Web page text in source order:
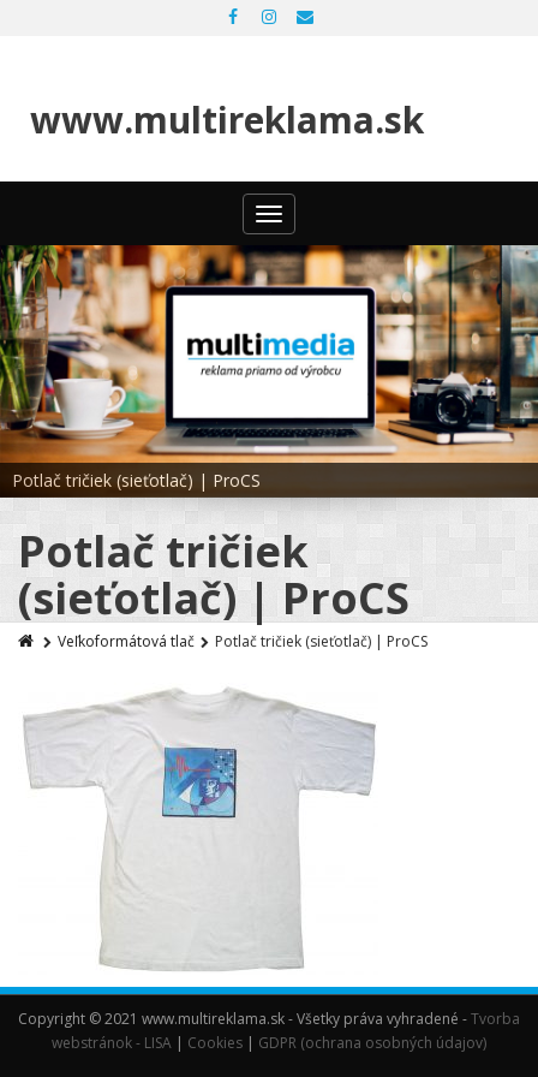
www.multireklama.sk
Toggle
navigation
Potlač tričiek (sieťotlač) | ProCS
Potlač tričiek
(sieťotlač) | ProCS
Veľkoformátová tlač Potlač tričiek (sieťotlač) | ProCS
Copyright © 2021 www.multireklama.sk - Všetky práva vyhradené -Tvorba
webstránok - LISA | Cookies | GDPR (ochrana osobných údajov)